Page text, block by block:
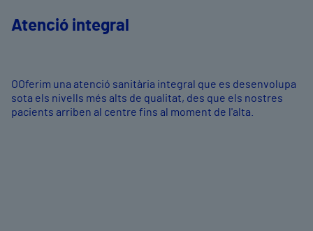
Atenció integral
OOferim una atenció sanitària integral que es desenvolupa
sota els nivells més alts de qualitat, des que els nostres
pacients arriben al centre fins al moment de l'alta.